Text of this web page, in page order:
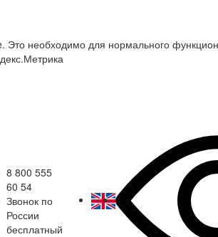
необходимо для нормального
8 800 555
60 54
Звонок по
России
бесплатный